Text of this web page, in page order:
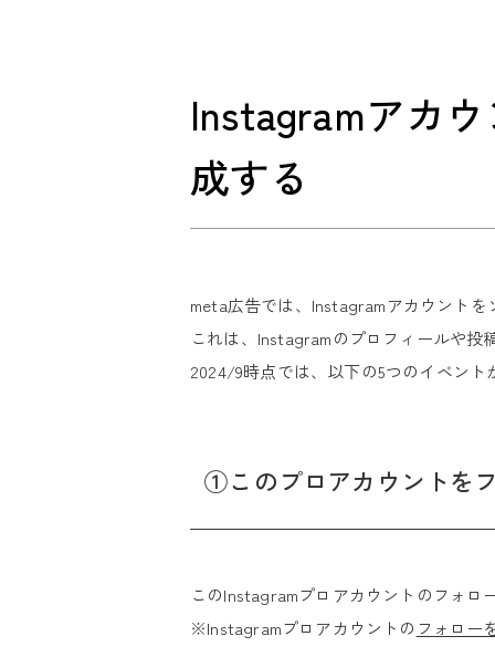
Instagramアカ
成する
meta広告では、Instagramアカウント
これは、Instagramのプロフィールや
2024/9時点では、以下の5つのイベント
①このプロアカウントを
このInstagramプロアカウントのフォロ
※Instagramプロアカウントの フォロー